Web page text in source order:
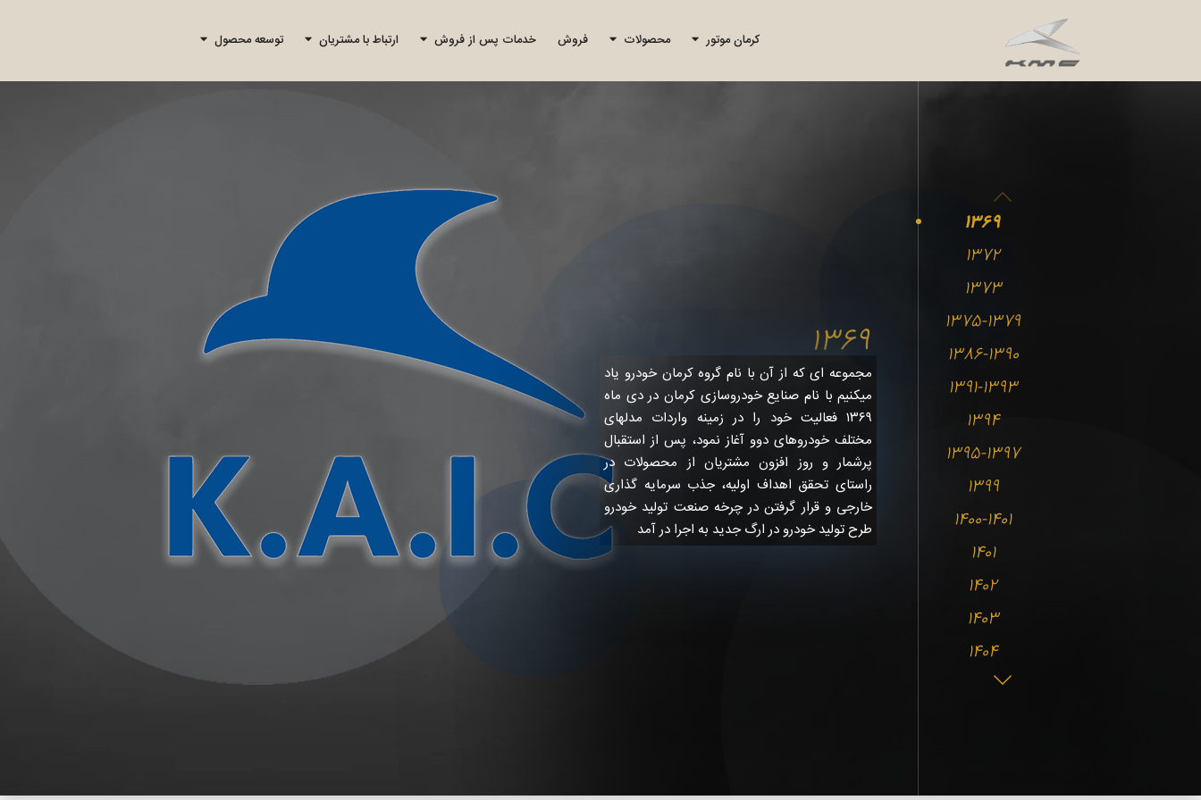
کرمان موتور محصولات فروش خدمات پس از فروش ارتباط با مشتریان توسعه محصول
1369
مجموعه ای که از آن با نام گروه کرمان خودرو یاد
میکنیم با نام صنایع خودروسازی کرمان در دی ماه
۱۳۶۹ فعالیت خود را در زمینه واردات مدلهای
مختلف خودروهای دوو آغاز نمود، پس از استقبال
پرشمار و روز افزون مشتریان از محصولات در
راستای تحقق اهداف اولیه، جذب سرمایه گذاری
خارجی و قرار گرفتن در چرخه صنعت تولید خودرو
طرح تولید خودرو در ارگ جدید به اجرا در آمد
1369
1372
1373
1375-1379
1386-1390
1391-1393
1394
1395-1397
1399
1400-1401
1401
1402
1403
1404